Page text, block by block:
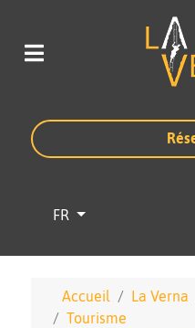
Sélectionnez votre langue
FR
Accueil La Verna
Tourisme